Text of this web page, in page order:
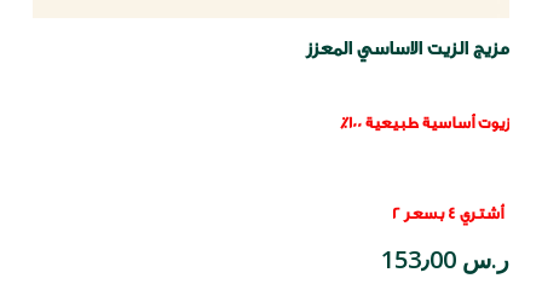
مزيج الزيت الاساسي المعزز
زيوت أساسية طبيعية 100٪
أشتري 4 بسعر 2
ر.س 153٫00